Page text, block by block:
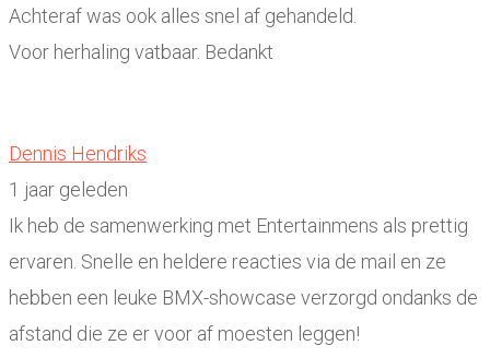
Achteraf was ook alles snel af gehandeld.
Voor herhaling vatbaar. Bedankt
Dennis Hendriks
1 jaar geleden
Ik heb de samenwerking met Entertainmens als prettig
ervaren. Snelle en heldere reacties via de mail en ze
hebben een leuke BMX-showcase verzorgd ondanks de
afstand die ze er voor af moesten leggen!